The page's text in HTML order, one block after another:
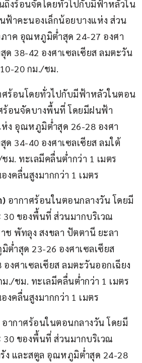
ถึงร้อนจัดโดยทั่วไปกับมีฟ้าหลัวใน
ฟ้าคะนองเล็กน้อยบางแห่ง ส่วน
าค อุณหภูมิต่ำสุด 24-27 องศา
ด 38-42 องศาเซลเซียส ลมตะวัน
10-20 กม./ชม.
ศร้อนโดยทั่วไปกับมีฟ้าหลัวในตอน
ร้อนจัดบางพื้นที่ โดยมีฝนฟ้า
ง อุณหภูมิต่ำสุด 26-28 องศา
34-40 องศาเซลเซียส ลมใต้
ม. ทะเลมีคลื่นต่ำกว่า 1 เมตร
คลื่นสูงมากกว่า 1 เมตร
) อากาศร้อนในตอนกลางวัน โดยมี
ของพื้นที่ ส่วนมากบริเวณ
ช พัทลุง สงขลา ปัตตานี ยะลา
ต่ำสุด 23-26 องศาเซลเซียส
งศาเซลเซียส ลมตะวันออกเฉียง
ม./ชม. ทะเลมีคลื่นต่ำกว่า 1 เมตร
คลื่นสูงมากกว่า 1 เมตร
อากาศร้อนในตอนกลางวัน โดยมี
ของพื้นที่ ส่วนมากบริเวณ
ง และสตูล อุณหภูมิต่ำสุด 24-28